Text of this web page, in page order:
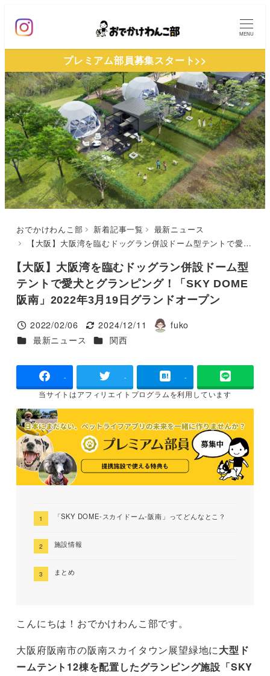
ン
ン
テ
ン
ツ
へ
移
動
MENU
プレミアム部員募集スタート>>
おでかけわんこ部 新着記事一覧
最新ニュース
【大阪】大阪湾を臨むドッグラン併設ドーム型テントで愛犬とグランピング！「SKY DOME阪南」2022年3月19日グランドオープン
【大阪】大阪湾を臨むドッグラン併設ドーム型
テントで愛犬とグランピング！「SKY DOME
阪南」2022年3月19日グランドオープン
投稿日
2022/02/06
更新日
2024/12/11
著
fuko
カテゴリー
最新ニュース カテゴリー
関西
- - -
当サイトはアフィリエイトプログラムを利用しています
「SKY DOME-スカイドーム-阪南」ってどんなとこ？
施設情報
まとめ
こんにちは！おでかけわんこ部です。
大阪府阪南市の阪南スカイタウン展望緑地に大型ド
ームテント12棟を配置したグランピング施設「SKY